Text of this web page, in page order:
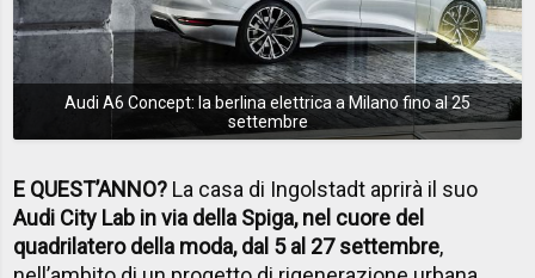
Audi A6 Concept: la berlina elettrica a Milano fino al 25
settembre
E QUEST’ANNO? La casa di Ingolstadt aprirà il suo
Audi City Lab in via della Spiga, nel cuore del
quadrilatero della moda, dal 5 al 27 settembre,